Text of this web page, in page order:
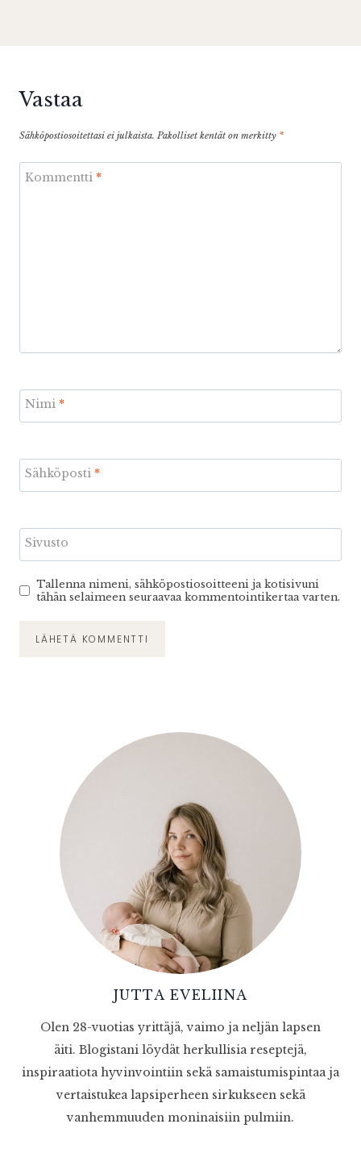
Vastaa
Sähköpostiosoitettasi ei julkaista. Pakolliset kentät on merkitty *
Kommentti *
Nimi *
Sähköposti *
Sivusto
Tallenna nimeni, sähköpostiosoitteeni ja kotisivuni
tähän selaimeen seuraavaa kommentointikertaa varten.
JUTTA EVELIINA
Olen 28-vuotias yrittäjä, vaimo ja neljän lapsen
äiti. Blogistani löydät herkullisia reseptejä,
inspiraatiota hyvinvointiin sekä samaistumispintaa ja
vertaistukea lapsiperheen sirkukseen sekä
vanhemmuuden moninaisiin pulmiin.